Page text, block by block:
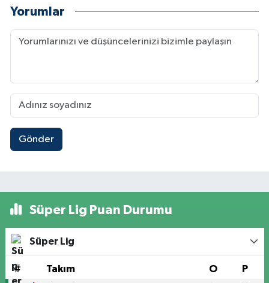
Yorumlar
Gönder
Süper Lig Puan Durumu
Süper Lig
# Takım O P